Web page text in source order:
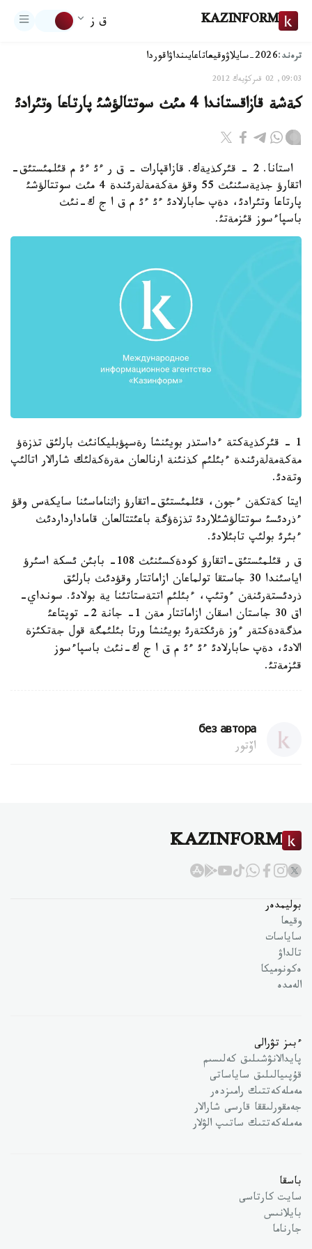
KAZINFORM ق ز
ترەند:2026-سايلاۋ وقيعاتاعايىنداۋاقوردا
09:03, 02 قىركۇيەك 2012
كةشة قازاقستاندا 4 مئث سوتتالؤشئ پارتاعا وتئرادئ
استانا. 2 - قئركذيةك. قازاقپارات - ق ر ءئ ءئ م قئلمئستئق-
اتقارؤ جذيةسئنئث 55 وقؤ مةكةمةلةرئندة 4 مئث سوتتالؤشئ
پارتاعا وتئرادئ، دةپ حابارلادئ ءئ ءئ م ق ا ج ك-نئث
باسپاءسوز قئزمةتئ.
1 - قئركذيةكتة ءداستذر بويئنشا رةسپؤبليكانئث بارلئق تذزةؤ
مةكةمةلةرئندة ءبئلئم كذنئنة ارنالعان مةرةكةلئك شارالار اتالئپ
وتةدئ.
ايتا كةتكةن ءجون، قئلمئستئق-اتقارؤ زاثناماسئنا سايكةس وقؤ
ءذردئسئ سوتتالؤشئلاردئ تذزةؤگة باعئتتالعان قامادارداردئث
ءبئرئ بولئپ تابئلادئ.
ق ر قئلمئستئق-اتقارؤ كودةكسئنئث 108- بابئن ئسكة اسئرؤ
اياسئندا 30 جاستقا تولماعان ازاماتتار وقؤدئث بارلئق
ذردئستةرئنةن ءوتئپ، ءبئلئم اتتةستاتئنا ية بولادئ. سونداي-
اق 30 جاستان اسقان ازاماتتار مةن 1- جانة 2- توپتاعئ
مذگةدةكتةر ءوز ةرئكتةرئ بويئنشا ورتا بئلئمگة قول جةتكئزة
الادئ، دةپ حابارلادئ ءئ ءئ م ق ا ج ك-نئث باسپاءسوز
قئزمةتئ.
без автора
اۆتور
KAZINFORM
بوليمدەر
وقيعا
ساياسات
تالداۋ
ەكونوميكا
الەمدە
ءبىز تۋرالى
پايدالانۋشىلىق كەلىسىم
قۇپىيالىلىق ساياساتى
مەملەكەتتىك رامىزدەر
جەمقورلىققا قارسى شارالار
مەملەكەتتىك ساتىپ الۋلار
باسقا
سايت كارتاسى
بايلانىس
جارناما